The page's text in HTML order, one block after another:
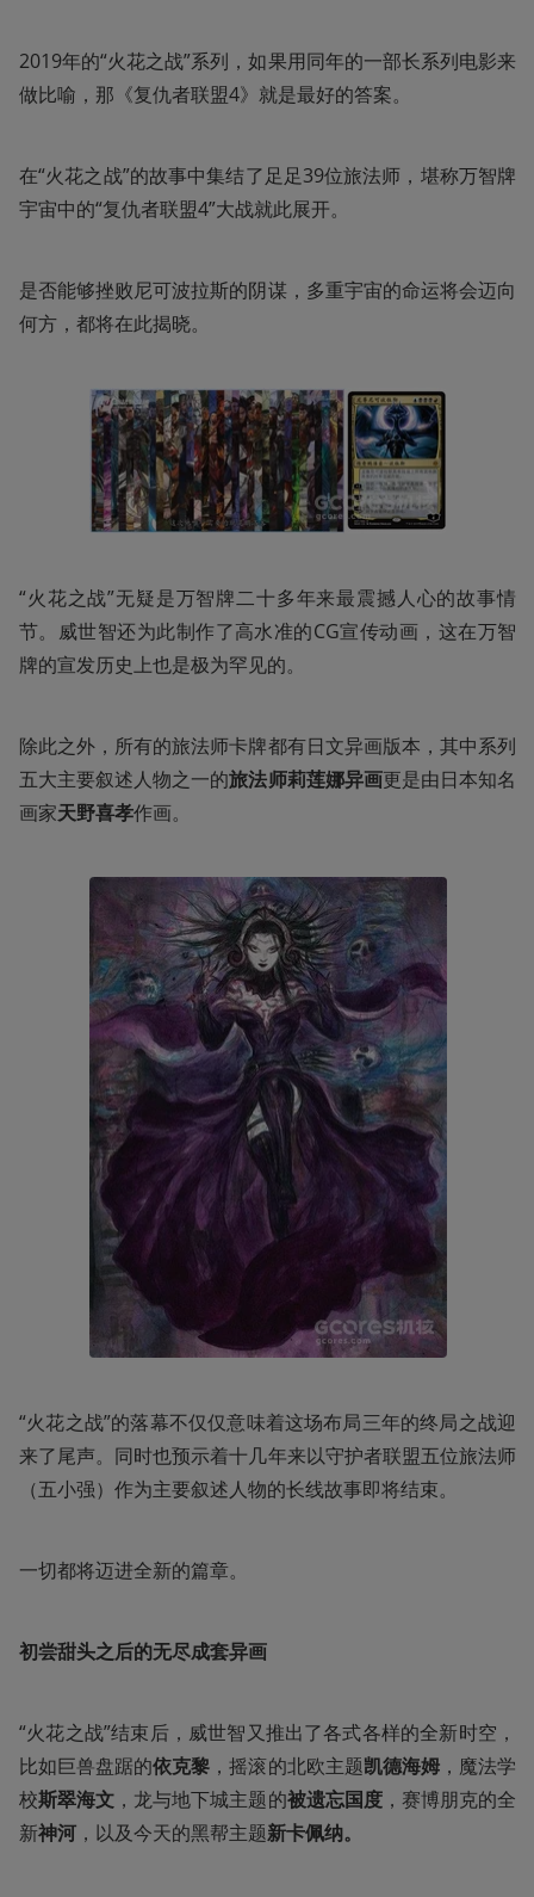
2019年的“火花之战”系列，如果用同年的一部长系列电影来
做比喻，那《复仇者联盟4》就是最好的答案。
在“火花之战”的故事中集结了足足39位旅法师，堪称万智牌
宇宙中的“复仇者联盟4”大战就此展开。
是否能够挫败尼可波拉斯的阴谋，多重宇宙的命运将会迈向
何方，都将在此揭晓。
“火花之战”无疑是万智牌二十多年来最震撼人心的故事情
节。威世智还为此制作了高水准的CG宣传动画，这在万智
牌的宣发历史上也是极为罕见的。
除此之外，所有的旅法师卡牌都有日文异画版本，其中系列
五大主要叙述人物之一的旅法师莉莲娜异画更是由日本知名
画家天野喜孝作画。
“火花之战”的落幕不仅仅意味着这场布局三年的终局之战迎
来了尾声。同时也预示着十几年来以守护者联盟五位旅法师
（五小强）作为主要叙述人物的长线故事即将结束。
一切都将迈进全新的篇章。
初尝甜头之后的无尽成套异画
“火花之战”结束后，威世智又推出了各式各样的全新时空，
比如巨兽盘踞的依克黎 ，摇滚的北欧主题凯德海姆，魔法学
校斯翠海文 ，龙与地下城主题的被遗忘国度，赛博朋克的全
新神河 ，以及今天的黑帮主题新卡佩纳。